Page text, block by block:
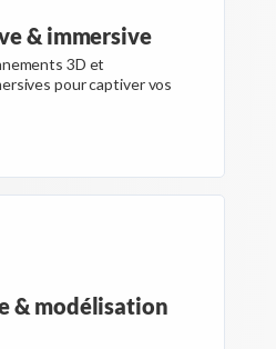
& immersive
3D et
pour captiver vos
& modélisation